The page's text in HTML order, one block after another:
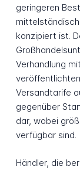
geringeren
konzipiert ist.
Verhandlung
Versandtarife
gegenüber
dar, wobei
verfügbar sind.
Händler, die